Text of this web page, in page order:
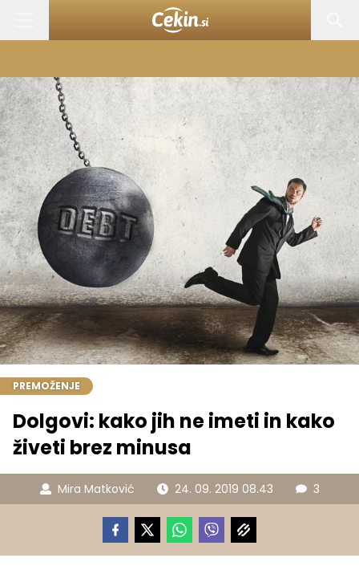
PREMOŽENJE
Dolgovi: kako jih ne imeti in kako
živeti brez minusa
Mira Matković 24. 09. 2019 08.43 3